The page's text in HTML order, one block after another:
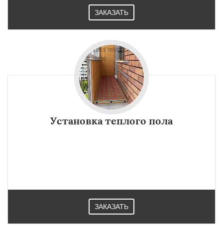
ЗАКАЗАТЬ
Установка теплого пола
ЗАКАЗАТЬ